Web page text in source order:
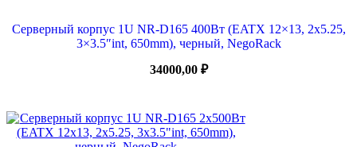
Серверный корпус 1U NR-D165 400Вт (EATX 12×13, 2х5.25,
3×3.5″int, 650mm), черный, NegoRack
34000,00 ₽